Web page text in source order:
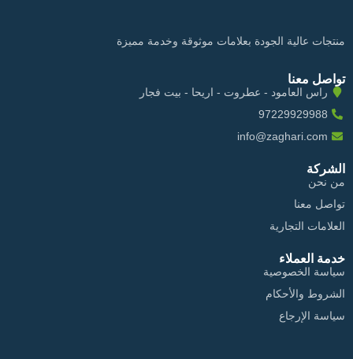
منتجات عالية الجودة بعلامات موثوقة وخدمة مميزة
تواصل معنا
راس العامود - عطروت - اريحا - بيت فجار
97229929988
info@zaghari.com
الشركة
من نحن
تواصل معنا
العلامات التجارية
خدمة العملاء
سياسة الخصوصية
الشروط والأحكام
سياسة الإرجاع